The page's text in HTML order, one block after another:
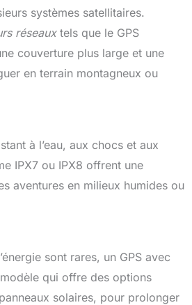
systèmes satellitaires.
réseauxtels que le GPS
couverture plus large et une
en terrain montagneux ou
à l’eau, aux chocs et aux
IPX7 ou IPX8 offrent une
aventures en milieux humides ou
sont rares, un GPS avec
qui offre des options
solaires, pour prolonger